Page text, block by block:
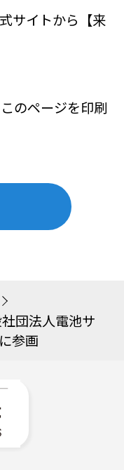
サイトから【来
このページを印刷
社団法人電池サ
参画